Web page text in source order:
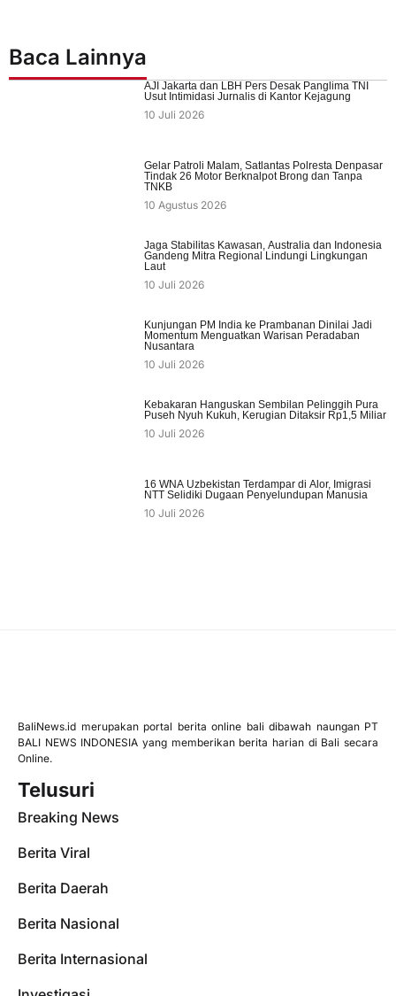
Baca Lainnya
AJI Jakarta dan LBH Pers Desak Panglima TNI
Usut Intimidasi Jurnalis di Kantor Kejagung
10 Juli 2026
Gelar Patroli Malam, Satlantas Polresta Denpasar
Tindak 26 Motor Berknalpot Brong dan Tanpa
TNKB
10 Agustus 2026
Jaga Stabilitas Kawasan, Australia dan Indonesia
Gandeng Mitra Regional Lindungi Lingkungan
Laut
10 Juli 2026
Kunjungan PM India ke Prambanan Dinilai Jadi
Momentum Menguatkan Warisan Peradaban
Nusantara
10 Juli 2026
Kebakaran Hanguskan Sembilan Pelinggih Pura
Puseh Nyuh Kukuh, Kerugian Ditaksir Rp1,5 Miliar
10 Juli 2026
16 WNA Uzbekistan Terdampar di Alor, Imigrasi
NTT Selidiki Dugaan Penyelundupan Manusia
10 Juli 2026
BaliNews.id merupakan portal berita online bali dibawah naungan PT
BALI NEWS INDONESIA yang memberikan berita harian di Bali secara
Online.
Telusuri
Breaking News
Berita Viral
Berita Daerah
Berita Nasional
Berita Internasional